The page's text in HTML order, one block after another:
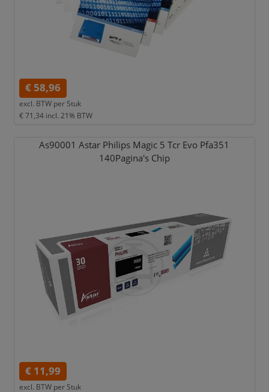
€ 58,96
excl. BTW per Stuk
€ 71,34 incl. 21% BTW
As90001 Astar Philips Magic 5 Tcr Evo Pfa351
140Pagina's Chip
€ 11,99
excl. BTW per Stuk